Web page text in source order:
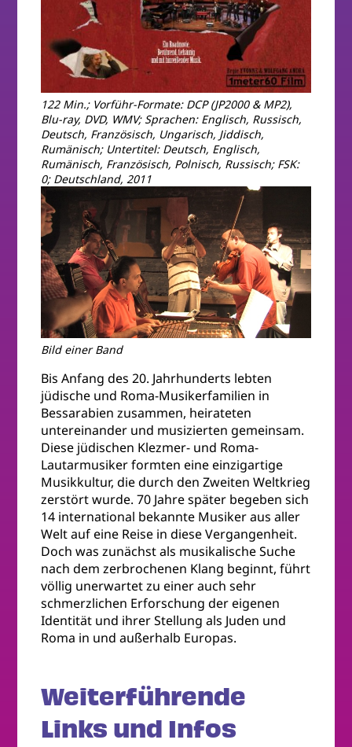
122 Min.; Vorführ-Formate: DCP (JP2000 & MP2),
Blu-ray, DVD, WMV; Sprachen: Englisch, Russisch,
Deutsch, Französisch, Ungarisch, Jiddisch,
Rumänisch; Untertitel: Deutsch, Englisch,
Rumänisch, Französisch, Polnisch, Russisch; FSK:
0; Deutschland, 2011
Bild einer Band
Bis Anfang des 20. Jahrhunderts lebten
jüdische und Roma-Musikerfamilien in
Bessarabien zusammen, heirateten
untereinander und musizierten gemeinsam.
Diese jüdischen Klezmer- und Roma-
Lautarmusiker formten eine einzigartige
Musikkultur, die durch den Zweiten Weltkrieg
zerstört wurde. 70 Jahre später begeben sich
14 international bekannte Musiker aus aller
Welt auf eine Reise in diese Vergangenheit.
Doch was zunächst als musikalische Suche
nach dem zerbrochenen Klang beginnt, führt
völlig unerwartet zu einer auch sehr
schmerzlichen Erforschung der eigenen
Identität und ihrer Stellung als Juden und
Roma in und außerhalb Europas.
Weiterführende
Links und Infos